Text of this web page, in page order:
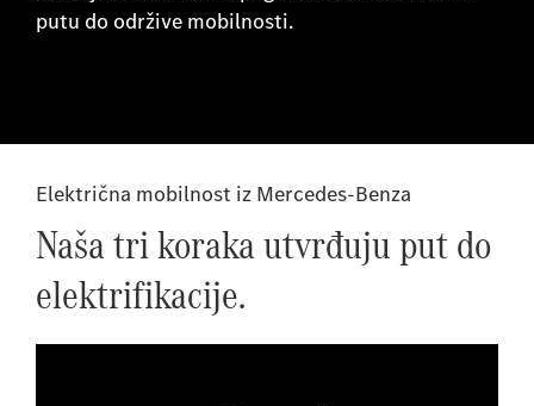
putu do održive mobilnosti.
Električna mobilnost iz Mercedes-Benza
Naša tri koraka utvrđuju put do
elektrifikacije.